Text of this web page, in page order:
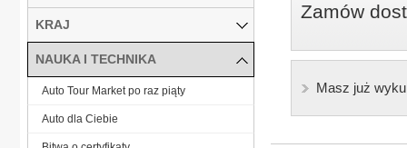
Zamów
Masz już
KRAJ
NAUKA I TECHNIKA
Auto Tour Market po raz piąty
Auto dla Ciebie